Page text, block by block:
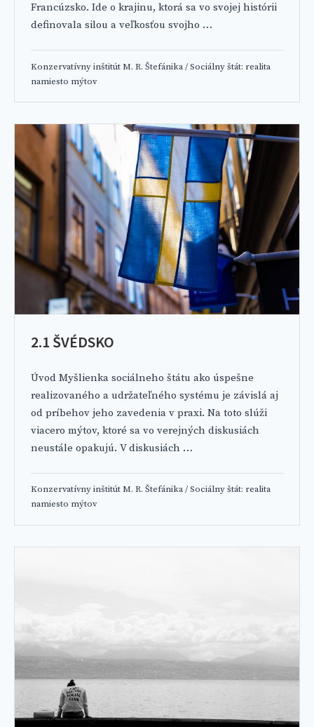
Francúzsko. Ide o krajinu, ktorá sa vo svojej histórii
definovala silou a veľkosťou svojho …
Konzervatívny inštitút M. R. Štefánika/Sociálny štát: realita
namiesto mýtov
2.1 ŠVÉDSKO
Úvod Myšlienka sociálneho štátu ako úspešne
realizovaného a udržateľného systému je závislá aj
od príbehov jeho zavedenia v praxi. Na toto slúži
viacero mýtov, ktoré sa vo verejných diskusiách
neustále opakujú. V diskusiách …
Konzervatívny inštitút M. R. Štefánika/Sociálny štát: realita
namiesto mýtov